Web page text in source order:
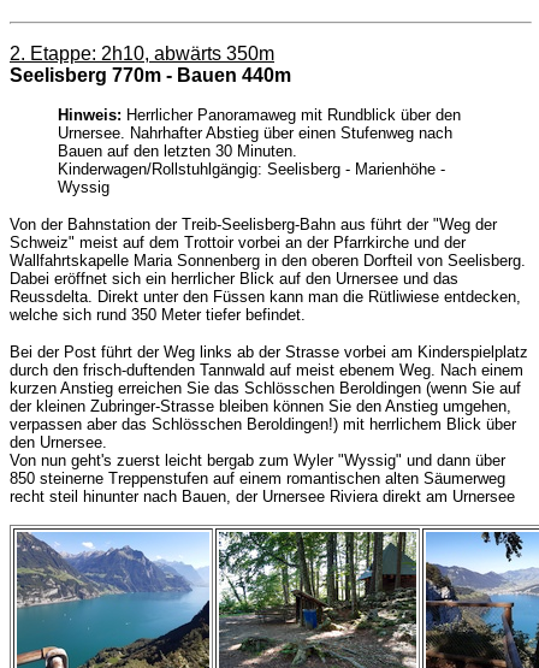
2. Etappe: 2h10, abwärts 350m
Seelisberg 770m - Bauen 440m
Hinweis: Herrlicher Panoramaweg mit Rundblick über den
Urnersee. Nahrhafter Abstieg über einen Stufenweg nach
Bauen auf den letzten 30 Minuten.
Kinderwagen/Rollstuhlgängig: Seelisberg - Marienhöhe -
Wyssig
Von der Bahnstation der Treib-Seelisberg-Bahn aus führt der "Weg der
Schweiz" meist auf dem Trottoir vorbei an der Pfarrkirche und der
Wallfahrtskapelle Maria Sonnenberg in den oberen Dorfteil von Seelisberg.
Dabei eröffnet sich ein herrlicher Blick auf den Urnersee und das
Reussdelta. Direkt unter den Füssen kann man die Rütliwiese entdecken,
welche sich rund 350 Meter tiefer befindet.
Bei der Post führt der Weg links ab der Strasse vorbei am Kinderspielplatz
durch den frisch-duftenden Tannwald auf meist ebenem Weg. Nach einem
kurzen Anstieg erreichen Sie das Schlösschen Beroldingen (wenn Sie auf
der kleinen Zubringer-Strasse bleiben können Sie den Anstieg umgehen,
verpassen aber das Schlösschen Beroldingen!) mit herrlichem Blick über
den Urnersee.
Von nun geht's zuerst leicht bergab zum Wyler "Wyssig" und dann über
850 steinerne Treppenstufen auf einem romantischen alten Säumerweg
recht steil hinunter nach Bauen, der Urnersee Riviera direkt am Urnersee